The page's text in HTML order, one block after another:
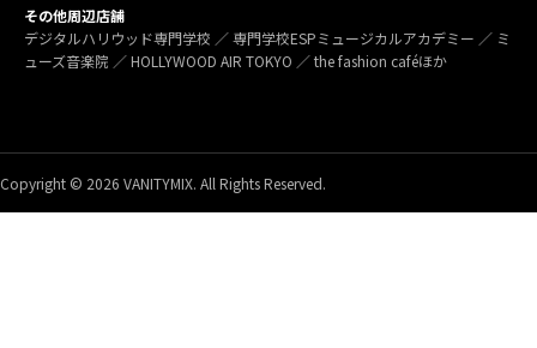
その他周辺店舗
デジタルハリウッド専門学校 ／ 専門学校ESPミュージカルアカデミー ／ ミ
ューズ音楽院 ／ HOLLYWOOD AIR TOKYO ／ the fashion caféほか
Copyright © 2026 VANITYMIX. All Rights Reserved.